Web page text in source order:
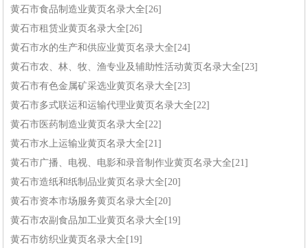
黄石市食品制造业黄页名录大全[26]
黄石市租赁业黄页名录大全[26]
黄石市水的生产和供应业黄页名录大全[24]
黄石市农、林、牧、渔专业及辅助性活动黄页名录大全[23]
黄石市有色金属矿采选业黄页名录大全[23]
黄石市多式联运和运输代理业黄页名录大全[22]
黄石市医药制造业黄页名录大全[22]
黄石市水上运输业黄页名录大全[21]
黄石市广播、电视、电影和录音制作业黄页名录大全[21]
黄石市造纸和纸制品业黄页名录大全[20]
黄石市资本市场服务黄页名录大全[20]
黄石市农副食品加工业黄页名录大全[19]
黄石市纺织业黄页名录大全[19]